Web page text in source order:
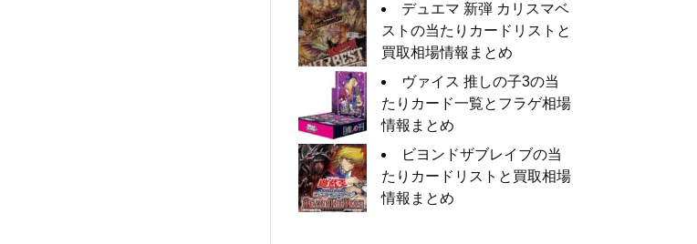
デュエマ 新弾 カリスマベ
ストの当たりカードリストと
買取相場情報まとめ
ヴァイス 推しの子3の当
たりカード一覧とフラゲ相場
情報まとめ
ビヨンドザブレイブの当
たりカードリストと買取相場
情報まとめ